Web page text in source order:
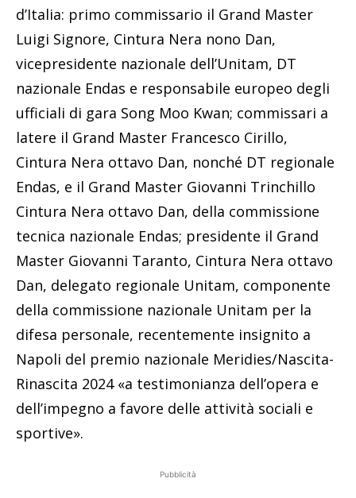
d’Italia: primo commissario il Grand Master
Luigi Signore, Cintura Nera nono Dan,
vicepresidente nazionale dell’Unitam, DT
nazionale Endas e responsabile europeo degli
ufficiali di gara Song Moo Kwan; commissari a
latere il Grand Master Francesco Cirillo,
Cintura Nera ottavo Dan, nonché DT regionale
Endas, e il Grand Master Giovanni Trinchillo
Cintura Nera ottavo Dan, della commissione
tecnica nazionale Endas; presidente il Grand
Master Giovanni Taranto, Cintura Nera ottavo
Dan, delegato regionale Unitam, componente
della commissione nazionale Unitam per la
difesa personale, recentemente insignito a
Napoli del premio nazionale Meridies/Nascita-
Rinascita 2024 «a testimonianza dell’opera e
dell’impegno a favore delle attività sociali e
sportive».
Pubblicità